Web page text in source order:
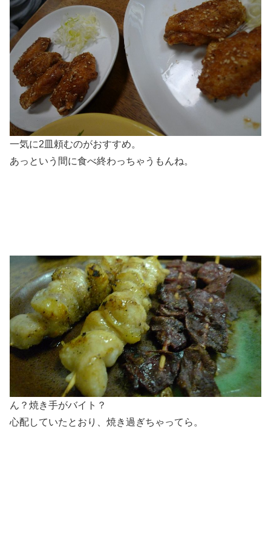
一気に2皿頼むのがおすすめ。
あっという間に食べ終わっちゃうもんね。
ん？焼き手がバイト？
心配していたとおり、焼き過ぎちゃってら。